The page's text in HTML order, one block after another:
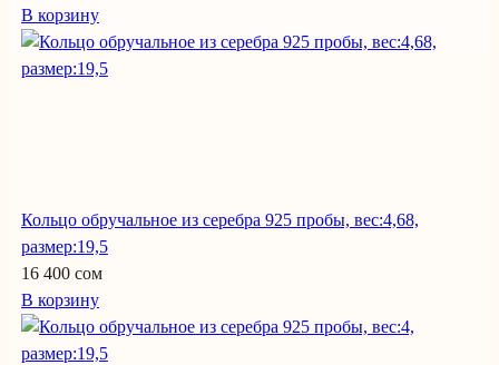
В корзину
Кольцо обручальное из серебра 925 пробы, вес:4,68,
размер:19,5
16 400 сом
В корзину